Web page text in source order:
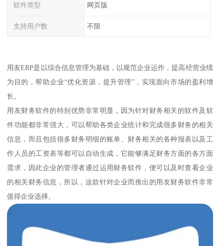
软件类型 网页版
支持用户数 不限
用友ERP是以综合信息管理为基础，以规范企业运作，提高经营业绩
为目的，帮助企业“优化资源，提升管理”，实现面向市场的盈利增
长。
用友财务软件的特别优势非常明显，因为针对财务相关的软件及软
件功能都非常强大，可以帮助各类企业统计和完成很多财务的相关
信息，而且包括很多财务明细的账单、财务相关的各种报表以及工
作人员的工资表等都可以自动生成，它能够满足财务方面的各方面
需求，因此企业的管理者通过运用财务软件，便可以及时查看企业
的相关财务信息，所以，这款针对企业而推出的用友财务软件非常
值得企业选择。